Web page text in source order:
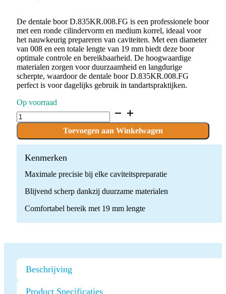
De dentale boor D.835KR.008.FG is een professionele boor
met een ronde cilindervorm en medium korrel, ideaal voor
het nauwkeurig prepareren van caviteiten. Met een diameter
van 008 en een totale lengte van 19 mm biedt deze boor
optimale controle en bereikbaarheid. De hoogwaardige
materialen zorgen voor duurzaamheid en langdurige
scherpte, waardoor de dentale boor D.835KR.008.FG
perfect is voor dagelijks gebruik in tandartspraktijken.
Op voorraad
D.835KR.008.FG
x
Boren
quantity
Toevoegen aan Winkelwagen
Kenmerken
Maximale precisie bij elke caviteitspreparatie
Blijvend scherp dankzij duurzame materialen
Comfortabel bereik met 19 mm lengte
Beschrijving
Product Specificaties